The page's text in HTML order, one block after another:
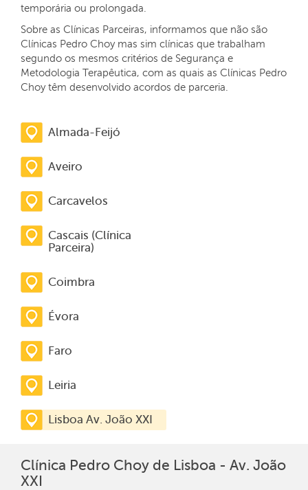
temporária ou prolongada.
Sobre as Clínicas Parceiras, informamos que não são
Clínicas Pedro Choy mas sim clínicas que trabalham
segundo os mesmos critérios de Segurança e
Metodologia Terapêutica, com as quais as Clínicas Pedro
Choy têm desenvolvido acordos de parceria.
Almada-Feijó
Aveiro
Carcavelos
Cascais (Clínica
Parceira)
Coimbra
Évora
Faro
Leiria
Lisboa Av. João XXI
Clínica Pedro Choy de Lisboa - Av. João
XXI